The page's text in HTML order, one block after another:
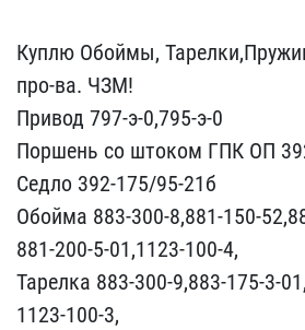
Куплю Обоймы,
про-ва. Ч​ЗМ!
Привод 797-э-0,795-э​-0
Поршень со штоком ГПК​ ОП
Седло ​392-175/95-21б
Обойма 88​3-300-8,881-150-
881-200-5-01,11​23-100-4,
Тарелка 883-30​0-9,883-175-3-
1123-100-3,